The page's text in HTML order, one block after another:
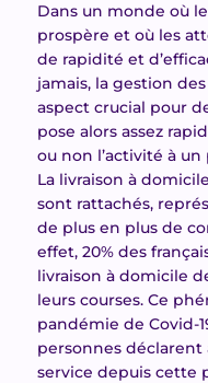
Dans un monde où
prospère et où les
de rapidité et
jamais, la gestion
aspect crucial pour
pose alors assez
ou non l’activité à
La livraison à
sont rattachés,
de plus en plus de
effet, 20% des
livraison à domicile
leurs courses. Ce
pandémie de Covid-
personnes déclarent
service depuis cette